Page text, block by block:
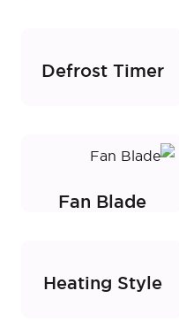
Defrost Timer
Fan Blade
Heating Style